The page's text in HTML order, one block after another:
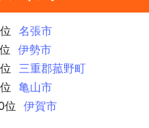
名張市
伊勢市
三重郡菰野町
亀山市
位
伊賀市